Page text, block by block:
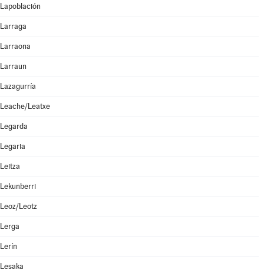
Lapoblación
Larraga
Larraona
Larraun
Lazagurría
Leache/Leatxe
Legarda
Legaria
Leitza
Lekunberri
Leoz/Leotz
Lerga
Lerín
Lesaka